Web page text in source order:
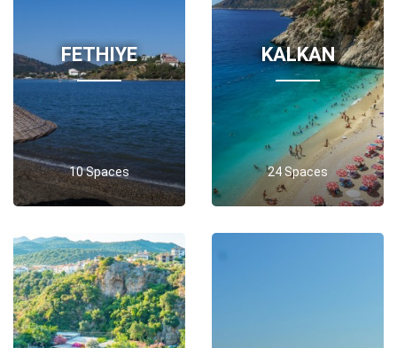
FETHIYE
10 Spaces
KALKAN
24 Spaces